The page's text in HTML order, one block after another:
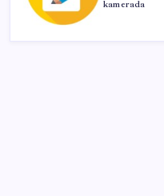
kamerada